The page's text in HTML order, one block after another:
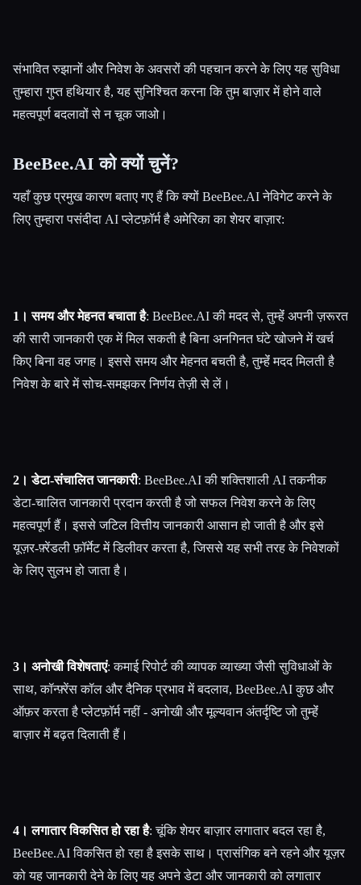
संभावित रुझानों और निवेश के अवसरों की पहचान करने के लिए यह सुविधा
तुम्हारा गुप्त हथियार है, यह सुनिश्चित करना कि तुम बाज़ार में होने वाले
महत्वपूर्ण बदलावों से न चूक जाओ।
BeeBee.AI को क्यों चुनें?
यहाँ कुछ प्रमुख कारण बताए गए हैं कि क्यों BeeBee.AI नेविगेट करने के
लिए तुम्हारा पसंदीदा AI प्लेटफ़ॉर्म है अमेरिका का शेयर बाज़ार:
1। समय और मेहनत बचाता है: BeeBee.AI की मदद से, तुम्हेंं अपनी ज़रूरत
की सारी जानकारी एक में मिल सकती है बिना अनगिनत घंटे खोजने में खर्च
किए बिना वह जगह। इससे समय और मेहनत बचती है, तुम्हेंं मदद मिलती है
निवेश के बारे में सोच-समझकर निर्णय तेज़ी से लें।
2। डेटा-संचालित जानकारी: BeeBee.AI की शक्तिशाली AI तकनीक
डेटा-चालित जानकारी प्रदान करती है जो सफल निवेश करने के लिए
महत्वपूर्ण हैं। इससे जटिल वित्तीय जानकारी आसान हो जाती है और इसे
यूज़र-फ़्रेंडली फ़ॉर्मेट में डिलीवर करता है, जिससे यह सभी तरह के निवेशकों
के लिए सुलभ हो जाता है।
3। अनोखी विशेषताएं: कमाई रिपोर्ट की व्यापक व्याख्या जैसी सुविधाओं के
साथ, कॉन्फ़्रेंस कॉल और दैनिक प्रभाव में बदलाव, BeeBee.AI कुछ और
ऑफ़र करता है प्लेटफ़ॉर्म नहीं - अनोखी और मूल्यवान अंतर्दृष्टि जो तुम्हेंं
बाज़ार में बढ़त दिलाती हैं।
4। लगातार विकसित हो रहा है: चूंकि शेयर बाज़ार लगातार बदल रहा है,
BeeBee.AI विकसित हो रहा है इसके साथ। प्रासंगिक बने रहने और यूज़र
को यह जानकारी देने के लिए यह अपने डेटा और जानकारी को लगातार